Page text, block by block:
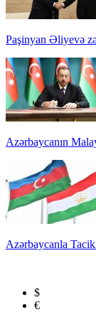
Paşinyan Əliyevə
Azərbaycanın
Azərbaycanla
$
€